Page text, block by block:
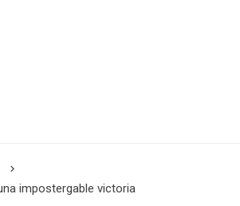
impostergable victoria